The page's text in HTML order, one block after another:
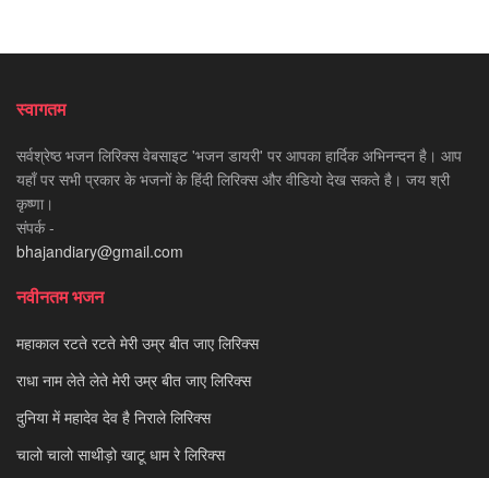
स्वागतम
सर्वश्रेष्ठ भजन लिरिक्स वेबसाइट 'भजन डायरी' पर आपका हार्दिक अभिनन्दन है। आप
यहाँ पर सभी प्रकार के भजनों के हिंदी लिरिक्स और वीडियो देख सकते है। जय श्री
कृष्णा।
संपर्क -
bhajandiary@gmail.com
नवीनतम भजन
महाकाल रटते रटते मेरी उम्र बीत जाए लिरिक्स
राधा नाम लेते लेते मेरी उम्र बीत जाए लिरिक्स
दुनिया में महादेव देव है निराले लिरिक्स
चालो चालो साथीड़ो खाटू धाम रे लिरिक्स